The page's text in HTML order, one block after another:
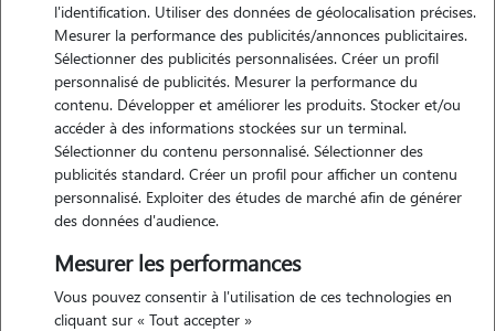
Motivation
bonjour, diplômé agricole en élevage et suite à des problémes de
santé , je suis actuellement dans l'incapacité d'occuper un emploi
salarié . passionné par les animaux depuis mon plus jeune âge ,je
souhaiterais m'occuper de chiens à mon domicile . je vis dans un
pavillon avec ,600 m carré de terrain clôturé . je possède un chien et
un chat. je suis aussi délégué enquêteur à la spa
l'identification. Utiliser des données de géolocalisation précises.
Mesurer la performance des publicités/annonces publicitaires.
Sélectionner des publicités personnalisées. Créer un profil
personnalisé de publicités. Mesurer la performance du
contenu. Développer et améliorer les produits. Stocker et/ou
accéder à des informations stockées sur un terminal.
Sélectionner du contenu personnalisé. Sélectionner des
publicités standard. Créer un profil pour afficher un contenu
personnalisé. Exploiter des études de marché afin de générer
des données d'audience.
Mesurer les performances
Vous pouvez consentir à l'utilisation de ces technologies en
cliquant sur « Tout accepter »